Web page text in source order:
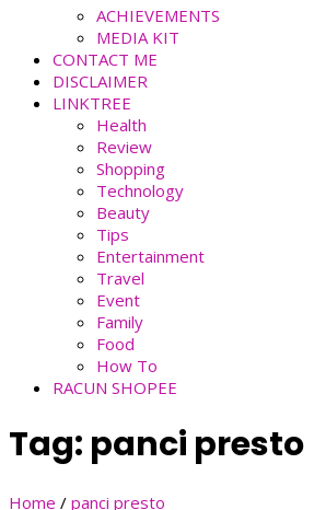
ACHIEVEMENTS
MEDIA KIT
CONTACT ME
DISCLAIMER
LINKTREE
Health
Review
Shopping
Technology
Beauty
Tips
Entertainment
Travel
Event
Family
Food
How To
RACUN SHOPEE
Tag: panci presto
Home / panci presto